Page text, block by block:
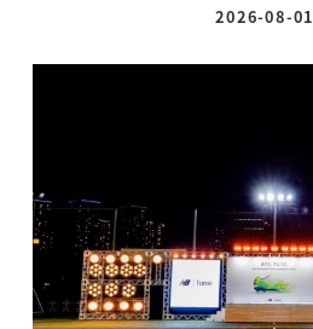
投稿日
2026-08-01